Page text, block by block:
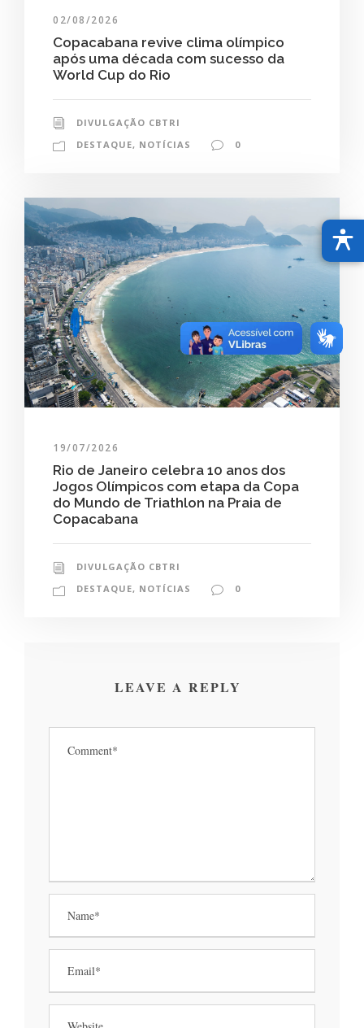
02/08/2026
Copacabana revive clima olímpico
após uma década com sucesso da
World Cup do Rio
DIVULGAÇÃO CBTRI
DESTAQUE, NOTÍCIAS 0
19/07/2026
Rio de Janeiro celebra 10 anos dos
Jogos Olímpicos com etapa da Copa
do Mundo de Triathlon na Praia de
Copacabana
DIVULGAÇÃO CBTRI
DESTAQUE, NOTÍCIAS 0
LEAVE A REPLY